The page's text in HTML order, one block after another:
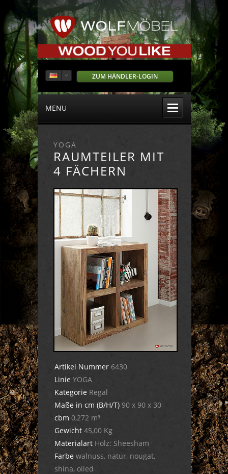
ZUM HÄNDLER-LOGIN
MENU
YOGA
RAUMTEILER MIT
4 FÄCHERN
Artikel Nummer 6430
Linie YOGA
Kategorie Regal
Maße in cm (B/H/T) 90 x 90 x 30
cbm 0,272 m³
Gewicht 45,00 Kg
Materialart Holz: Sheesham
Farbe walnuss, natur, nougat,
shina, oiled